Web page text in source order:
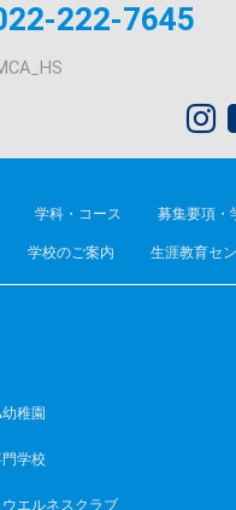
222-7645
学科・コース 募集要項・
学校のご案内 生涯教育セ
稚園
学校
エルネスクラブ